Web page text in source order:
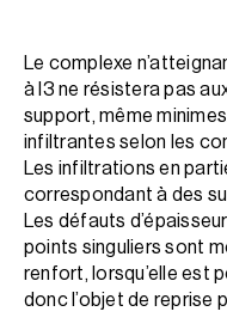
Le complexe
à I3 ne résistera pas
support, même
infiltrantes selon les
Les infiltrations en
correspondant à des
Les défauts
points singuliers sont
renfort, lorsqu’elle est
donc l’objet de reprise